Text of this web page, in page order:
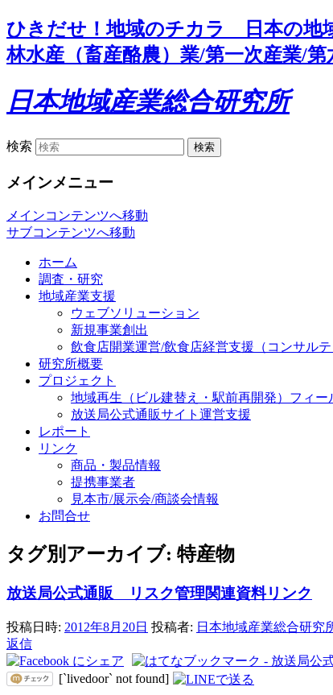
ひきだせ！地域のチカラ 日本の地
林水産（畜産酪農）業/第一次産業/
日本地域産業総合研究所
検索
メインメニュー
メインコンテンツへ移動
サブコンテンツへ移動
ホーム
調査・研究
地域産業支援
ウェブソリューション
新規事業創出
飲食店開業運営/飲食店経営支援（コンサルテ
研究所概要
プロジェクト
地域再生（ビル建替え・駅前再開発）フィー
放送局公式通販サイト運営支援
レポート
リンク
商品・製品情報
提携事業者
見本市/展示会/商談会情報
お問合せ
タグ別アーカイブ: 特産物
放送局公式通販 リスク管理関連資料リンク
投稿日時: 2012年8月20日 投稿者: 日本地域産業総合研究
返信
[`livedoor` not found]